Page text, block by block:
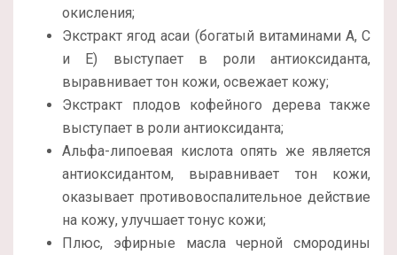
окисления;
Экстракт ягод асаи (богатый витаминами А, С
и Е) выступает в роли антиоксиданта,
выравнивает тон кожи, освежает кожу;
Экстракт плодов кофейного дерева также
выступает в роли антиоксиданта;
Альфа-липоевая кислота опять же является
антиоксидантом, выравнивает тон кожи,
оказывает противовоспалительное действие
на кожу, улучшает тонус кожи;
Плюс, эфирные масла черной смородины